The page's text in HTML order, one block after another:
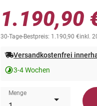
1.190,90
30-Tage-Bestpreis: 1.190,90 €inkl.
Versandkostenfrei
3-4 Wochen
Menge